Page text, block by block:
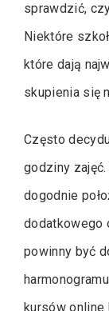
sprawdzić,
Niektóre
które dają
skupienia się
Często
godziny
dogodnie
dodatkowego
powinny być
kursów online